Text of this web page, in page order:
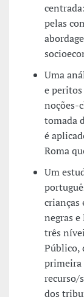
pelas
Uma
e peritos
noções-
tomada
é
Roma
Um
crianças
negras
três
Público,
primeira
recurso/
dos